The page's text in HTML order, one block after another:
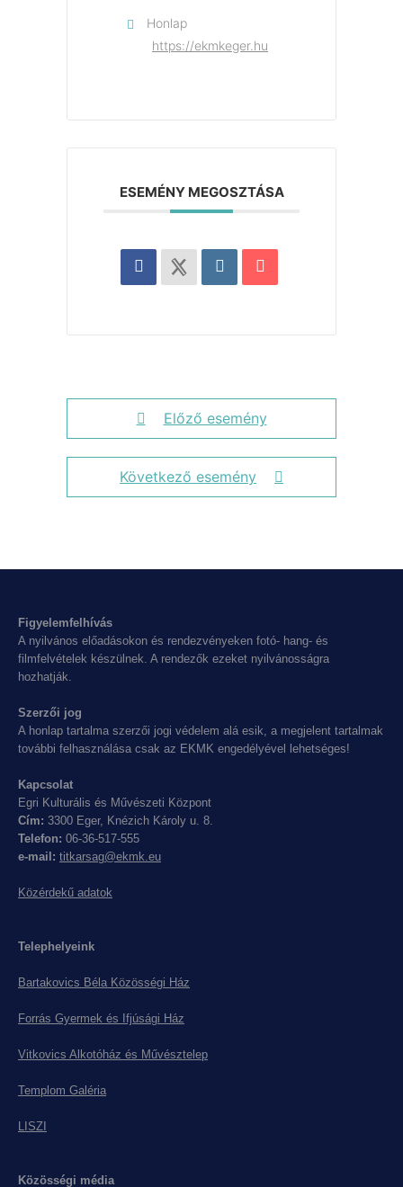
Honlap
https://ekmkeger.hu
ESEMÉNY MEGOSZTÁSA
Előző esemény
Következő esemény
Figyelemfelhívás
A nyilvános előadásokon és rendezvényeken fotó- hang- és
filmfelvételek készülnek. A rendezők ezeket nyilvánosságra
hozhatják.
Szerzői jog
A honlap tartalma szerzői jogi védelem alá esik, a megjelent tartalmak
további felhasználása csak az EKMK engedélyével lehetséges!
Kapcsolat
Egri Kulturális és Művészeti Központ
Cím: 3300 Eger, Knézich Károly u. 8.
Telefon: 06-36-517-555
e-mail: titkarsag@ekmk.eu
Közérdekű adatok
Telephelyeink
Bartakovics Béla Közösségi Ház
Forrás Gyermek és Ifjúsági Ház
Vitkovics Alkotóház és Művésztelep
Templom Galéria
LISZI
Közösségi média